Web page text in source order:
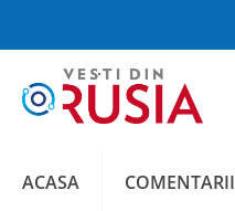
ACASA COMENTARII